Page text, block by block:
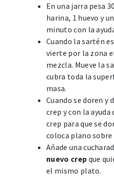
En una jarra pesa
harina, 1 huevo y
minuto con la
Cuando la sartén
vierte por la zona
mezcla. Mueve la
cubra toda la
masa.
Cuando se doren y
crep y con la
crep para que se
coloca plano
Añade una
nuevo crep que
el mismo plato.